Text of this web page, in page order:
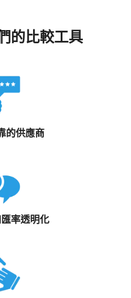
的比較工具
的供應商
率透明化